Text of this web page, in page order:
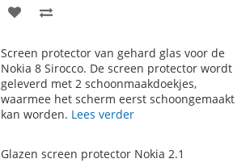
VOEG
AAN
VERLANGLIJST
TE
VERGELIJKEN
Screen protector van gehard glas voor de
Nokia 8 Sirocco. De screen protector wordt
geleverd met 2 schoonmaakdoekjes,
waarmee het scherm eerst schoongemaakt
kan worden. Lees verder
Glazen screen protector Nokia 2.1